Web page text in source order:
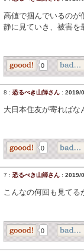
高値で掴んでいるのが
静に見ていき、被害を
0
8 : 恐るべき山師さん : 2019/
大日本住友が寄ればな
0
7 : 恐るべき山師さん : 2019/
こんなの何回も見てる
0